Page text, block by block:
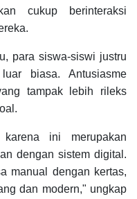
cukup berinteraksi
para siswa-siswi justru
biasa. Antusiasme
tampak lebih rileks
ini merupakan
dengan sistem digital.
manual dengan kertas,
dan modern," ungkap